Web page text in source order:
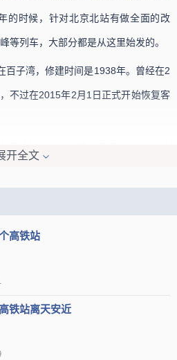
的时候，针对北京北站有做全面的改
等列车，大部分都是从这里始发的。
百子湾，修建时间是1938年。曾经在2
不过在2015年2月1日正式开始恢复客
莲花池东路，修建时间是1996年。这
后在2005年重新再次扩建。
开全文
高铁站
铁站离天安近